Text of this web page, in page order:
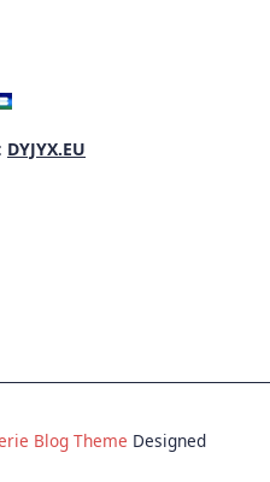
DYJYX.EU
Blog Theme Designed